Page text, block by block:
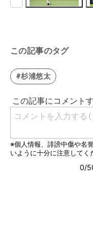
この記事のタグ
#杉浦悠太